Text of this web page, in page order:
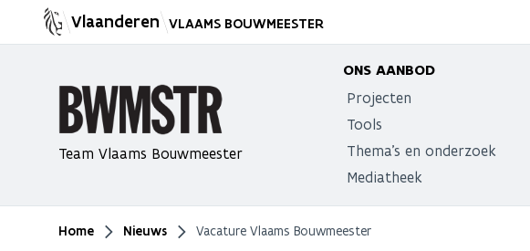
Vlaanderen VLAAMS BOUWMEESTER
Team Vlaams Bouwmeester
ONS AANBOD
Projecten
Tools
Thema's en onderzoek
Mediatheek
Je bent hier
Home Nieuws Vacature Vlaams Bouwmeester